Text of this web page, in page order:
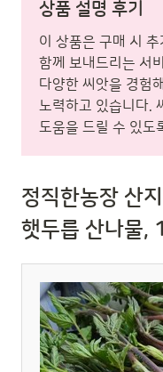
상품 설명 후기
이 상품은 구매 시
함께 보내드리는 서
다양한 씨앗을 경험
노력하고 있습니다.
도움을 드릴 수 있도
정직한농장 산
햇두릅 산나물,